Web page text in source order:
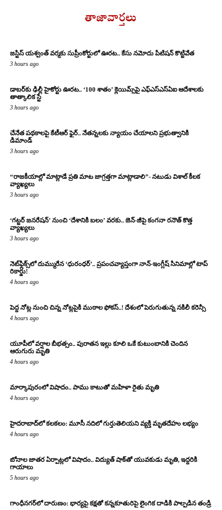
తాజావార్తలు
జస్టిస్ యశ్వంత్ వర్మకు సుప్రీంకోర్టులో ఊరట.. కేసు నమోదు పిటిషన్ కొట్టివేత
3 hours ago
డాబర్‌కు ఢిల్లీ హైకోర్టు ఊరట.. ‘100 శాతం’ క్లెయిమ్స్‌పై ఎఫ్‌ఎస్‌ఎస్‌ఏఐ ఆదేశాలకు
తాత్కాలిక స్టే
3 hours ago
చేనేత పథకాలపై కేటీఆర్ ఫైర్.. నేతన్నలకు న్యాయం చేయాలని ప్రభుత్వానికి
డిమాండ్
3 hours ago
“రాజకీయాల్లో మాట్లాడే ప్రతి మాట జాగ్రత్తగా మాట్లాడాలి”- నటుడు విశాల్ కీలక
వ్యాఖ్యలు
3 hours ago
‘గట్టర్ జనరేషన్’ నుంచి ‘దేశానికి బలం’ వరకు.. జెన్-జీపై కంగనా రనౌత్ కొత్త
వ్యాఖ్యలు
3 hours ago
నెట్‌ఫ్లిక్స్‌లో దుమ్మురేన ‘ధురంధర్’.. ప్రపంచవ్యాప్తంగా నాన్-ఇంగ్లీష్ సినిమాల్లో టాప్
రికార్డు!
4 hours ago
పెద్ద నోట్ల నుంచి చిన్న నోట్లపైకి ముఠాల ఫోకస్..! దేశంలో పెరుగుతున్న నకిలీ కరెన్సీ
4 hours ago
యూపీలో వర్షాల బీభత్సం.. పురాతన ఇల్లు కూలి ఒకే కుటుంబానికి చెందిన
ఆరుగురు మృతి
4 hours ago
మార్కాపురంలో విషాదం.. పాము కాటుతో మహిళా రైతు మృతి
4 hours ago
హైదరాబాద్‌లో కలకలం: మూసీ నదిలో గుర్తుతెలియని వ్యక్తి మృతదేహం లభ్యం
4 hours ago
బోనాల జాతర ఏర్పాట్లలో విషాదం.. విద్యుత్ షాక్‌తో యువకుడు మృతి, ఇద్దరికి
గాయాలు
5 hours ago
గాంధీనగర్‌లో దారుణం: భార్యపై కక్షతో కన్నకూతురిపై లైంగిక దాడికి పాల్పడిన తండ్రి